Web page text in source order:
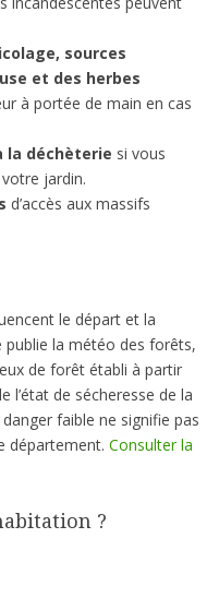
sources
et des herbes
à portée de main en cas
la déchèterie si vous
jardin.
d’accès aux massifs
le départ et la
la météo des forêts,
de forêt établi à partir
l’état de sécheresse de la
faible ne signifie pas
département. Consulter la
?